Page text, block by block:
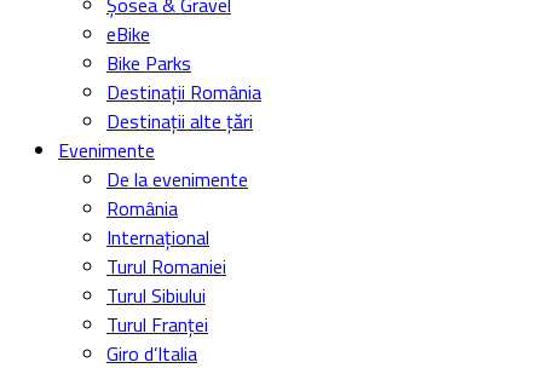
eBike
Bike Parks
Destinații România
Destinații alte țări
Evenimente
De la evenimente
România
Internațional
Turul Romaniei
Turul Sibiului
Turul Franței
Giro d’Italia